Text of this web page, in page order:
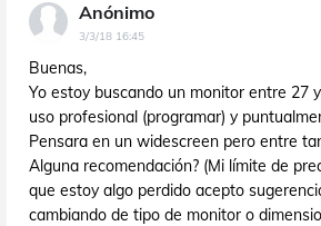
Anónimo
3/3/18 16:45
Buenas,
Yo estoy buscando un monitor entre 27
uso profesional (programar) y
Pensara en un widescreen pero entre
Alguna recomendación? (Mi límite de
que estoy algo perdido acepto
cambiando de tipo de monitor o